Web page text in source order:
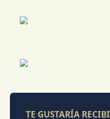
TE GUSTARÍA